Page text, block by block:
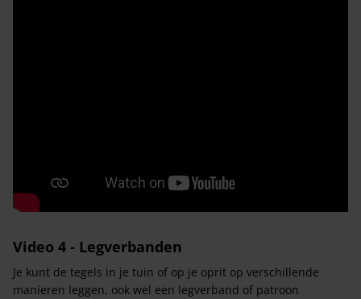
Video 4 - Legverbanden
Je kunt de tegels in je tuin of op je oprit op verschillende
manieren leggen, ook wel een legverband of patroon